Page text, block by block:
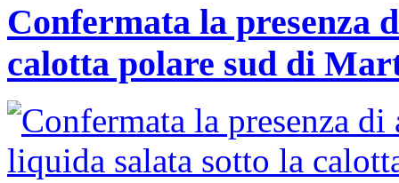
Confermata la presenza
calotta polare sud di